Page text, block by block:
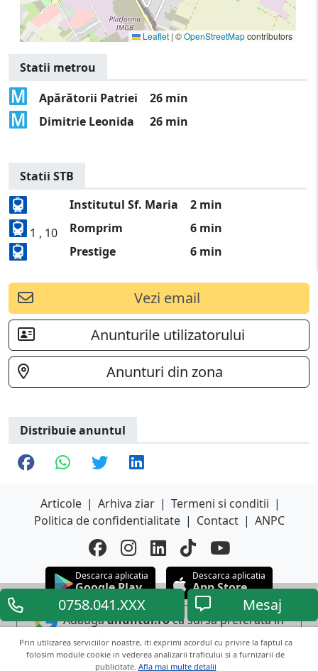
Leaflet | ©OpenStreetMapcontributors
Statii metrou
Apărătorii Patriei
26 min
Dimitrie Leonida
26 min
Statii STB
Institutul Sf. Maria
2 min
1 , 10
Romprim
6 min
Prestige
6 min
0758.041.XXX Mesaj
Prin utilizarea serviciilor noastre, iti exprimi acordul cu privire la faptul ca
folosim module cookie in vederea analizarii traficului si a furnizarii de
publicitate. Afla mai multe detalii
Vezi email
Anunturile utilizatorului
Anunturi din zona
Distribuie anuntul
Articole | Arhiva ziar | Termeni si conditii |
Politica de confidentialitate | Contact | ANPC
Descarca aplicatia
Google Play
Descarca aplicatia
App Store
Adaugaanuntul.roca sursa preferata in
Google